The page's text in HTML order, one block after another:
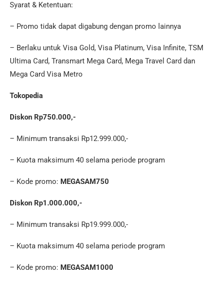
Syarat & Ketentuan:
– Promo tidak dapat digabung dengan promo lainnya
– Berlaku untuk Visa Gold, Visa Platinum, Visa Infinite, TSM
Ultima Card, Transmart Mega Card, Mega Travel Card dan
Mega Card Visa Metro
Tokopedia
Diskon Rp750.000,-
– Minimum transaksi Rp12.999.000,-
– Kuota maksimum 40 selama periode program
– Kode promo: MEGASAM750
Diskon Rp1.000.000,-
– Minimum transaksi Rp19.999.000,-
– Kuota maksimum 40 selama periode program
– Kode promo: MEGASAM1000